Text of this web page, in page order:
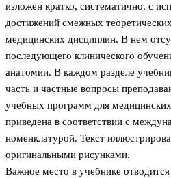
изложен кратко, систематично, с
достижений смежных
медицинских дисциплин. В нем
последующего клинического
анатомии. В каждом разделе
часть и частные вопросы
учебных программ для
приведена в соответствии с
номенклатурой. Текст
оригинальными рисунками.
Важное место в учебнике